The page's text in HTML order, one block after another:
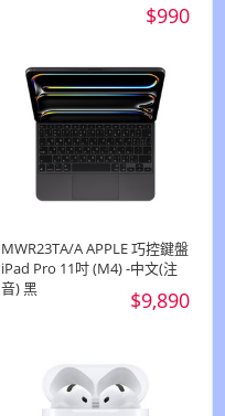
$990
MWR23TA/A APPLE 巧控鍵盤
iPad Pro 11吋 (M4) -中文(注
音) 黑
$9,890